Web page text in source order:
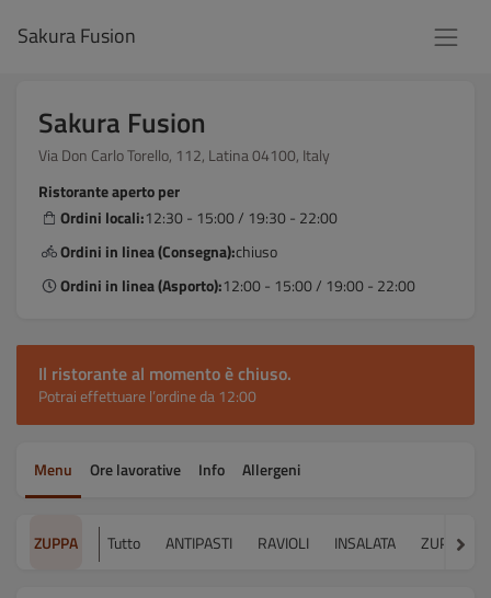
Sakura Fusion
Sakura Fusion
Via Don Carlo Torello, 112, Latina 04100, Italy
Ristorante aperto per
Ordini locali:12:30 - 15:00 / 19:30 - 22:00
Ordini in linea (Consegna):chiuso
Ordini in linea (Asporto):12:00 - 15:00 / 19:00 - 22:00
Il ristorante al momento è chiuso.
Potrai effettuare l’ordine da 12:00
Menu Ore lavorative Info Allergeni
ZUPPA Tutto ANTIPASTI RAVIOLI INSALATA ZUPPA